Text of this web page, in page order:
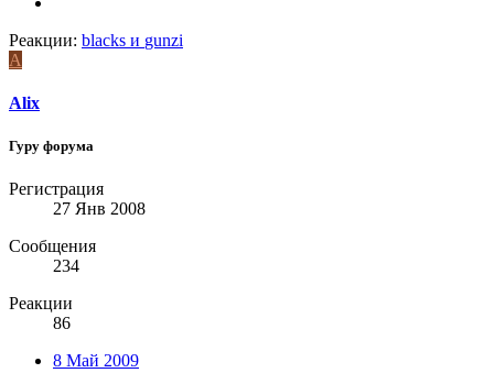
Реакции: blacks и gunzi
A
Alix
Гуру форума
Регистрация
27 Янв 2008
Сообщения
234
Реакции
86
8 Май 2009